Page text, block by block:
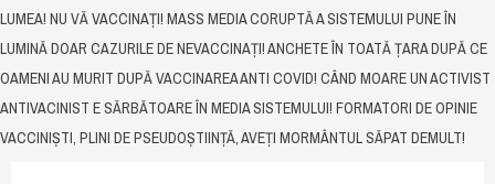
LUMEA! NU VĂ VACCINAȚI! MASS MEDIA CORUPTĂ A SISTEMULUI PUNE ÎN
LUMINĂ DOAR CAZURILE DE NEVACCINAȚI! ANCHETE ÎN TOATĂ ȚARA DUPĂ CE
OAMENI AU MURIT DUPĂ VACCINAREA ANTI COVID! CÂND MOARE UN ACTIVIST
ANTIVACINIST E SĂRBĂTOARE ÎN MEDIA SISTEMULUI! FORMATORI DE OPINIE
VACCINIȘTI, PLINI DE PSEUDOȘTIINȚĂ, AVEȚI MORMÂNTUL SĂPAT DEMULT!